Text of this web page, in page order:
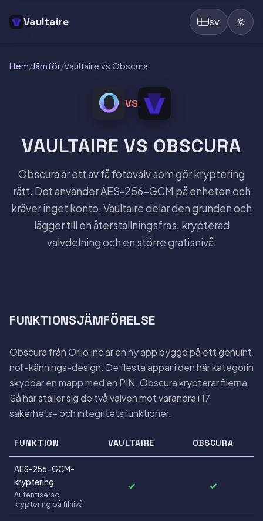
Vaultaire SV
Hem/Jämför/Vaultaire vs Obscura
VS
VAULTAIRE VS OBSCURA
Obscura är ett av få fotovalv som gör kryptering
rätt. Det använder AES-256-GCM på enheten och
kräver inget konto. Vaultaire delar den grunden och
lägger till en återställningsfras, krypterad
valvdelning och en större gratisnivå.
FUNKTIONSJÄMFÖRELSE
Obscura från Orlio Inc är en ny app byggd på ett genuint
noll-kännings-design. De flesta appar i den här kategorin
skyddar en mapp med en PIN. Obscura krypterar filerna.
Så här ställer sig de två valven mot varandra i 17
säkerhets- och integritetsfunktioner.
FUNKTION VAULTAIRE OBSCURA
AES-256-GCM-
kryptering
Autentiserad
kryptering på filnivå
✓ ✓